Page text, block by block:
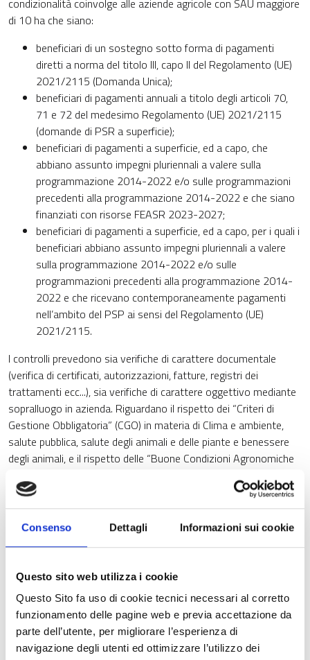
Consenso Dettagli Informazioni sui cookie
Questo sito web utilizza i cookie
Questo Sito fa uso di cookie tecnici necessari al corretto
funzionamento delle pagine web e previa accettazione da
parte dell’utente, per migliorare l’esperienza di
navigazione degli utenti ed ottimizzare l’utilizzo dei
di 10 ha che siano:
beneficiari di un sostegno sotto forma di pagamenti
diretti a norma del titolo III, capo II del Regolamento (UE)
2021/2115 (Domanda Unica);
beneficiari di pagamenti annuali a titolo degli articoli 70,
71 e 72 del medesimo Regolamento (UE) 2021/2115
(domande di PSR a superficie);
beneficiari di pagamenti a superficie, ed a capo, che
abbiano assunto impegni pluriennali a valere sulla
programmazione 2014-2022 e/o sulle programmazioni
precedenti alla programmazione 2014-2022 e che siano
finanziati con risorse FEASR 2023-2027;
beneficiari di pagamenti a superficie, ed a capo, per i quali i
beneficiari abbiano assunto impegni pluriennali a valere
sulla programmazione 2014-2022 e/o sulle
programmazioni precedenti alla programmazione 2014-
2022 e che ricevano contemporaneamente pagamenti
nell’ambito del PSP ai sensi del Regolamento (UE)
2021/2115.
I controlli prevedono sia verifiche di carattere documentale
(verifica di certificati, autorizzazioni, fatture, registri dei
trattamenti ecc...), sia verifiche di carattere oggettivo mediante
sopralluogo in azienda. Riguardano il rispetto dei “Criteri di
Gestione Obbligatoria” (CGO) in materia di Clima e ambiente,
salute pubblica, salute degli animali e delle piante e benessere
degli animali, e il rispetto delle “Buone Condizioni Agronomiche
protezione delle acque e del suolo.
regionale per tutti i CGO e BCAA.
riscontrate e le modalità di applicazione delle riduzioni sui
pagamenti dei premi comunitari in caso di non conformità (si
ricorda infatti che nel caso di infrazioni che comportano una
riduzione di condizionalità, OPR, per normativa comunitaria,
applica una percentuale di riduzione ai premi comunitari richiesti